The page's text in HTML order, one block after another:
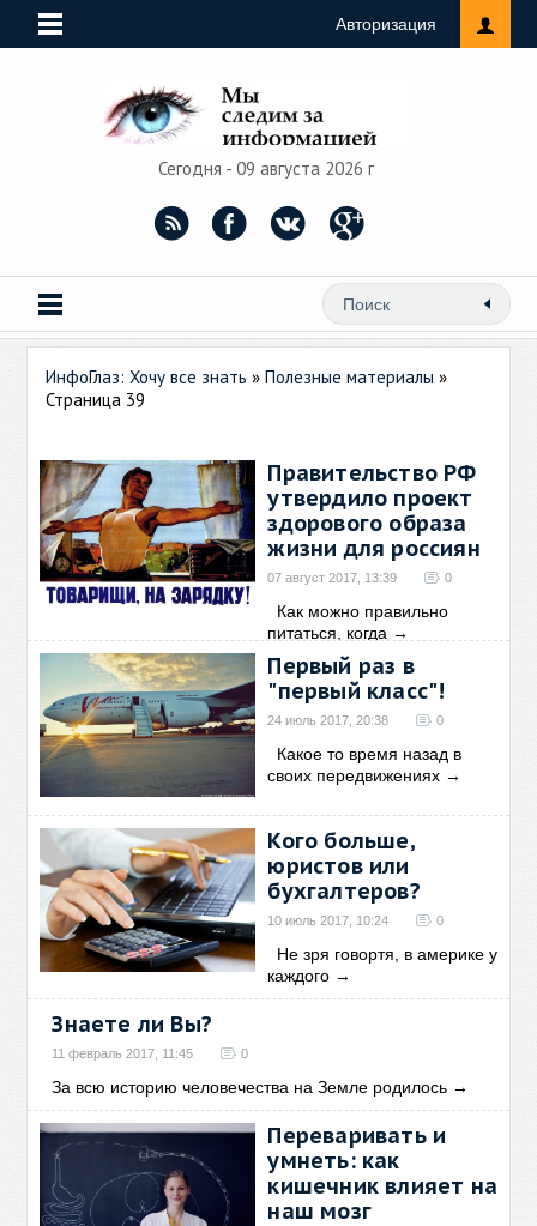
Авторизация
Сегодня - 09 августа 2026 г
ИнфоГлаз: Хочу все знать »Полезные материалы »
Страница 39
Правительство РФ
утвердило проект
здорового образа
жизни для россиян
07 август 2017, 13:39 0
Как можно правильно
питаться, когда →
Первый раз в
"первый класс"!
24 июль 2017, 20:38 0
Какое то время назад в
своих передвижениях →
Кого больше,
юристов или
бухгалтеров?
10 июль 2017, 10:24 0
Не зря говортя, в америке у
каждого →
Знаете ли Вы?
11 февраль 2017, 11:45 0
За всю историю человечества на Земле родилось →
Переваривать и
умнеть: как
кишечник влияет на
наш мозг